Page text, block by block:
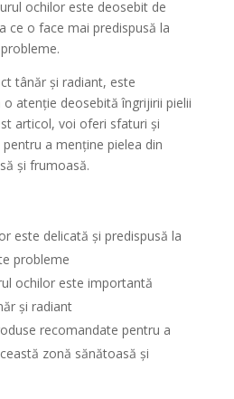
ochilor este deosebit de
ce o face mai predispusă la
tânăr și radiant, este
atenție deosebită îngrijirii pielii
articol, voi oferi sfaturi și
a menține pielea din
și frumoasă.
este delicată și predispusă la
probleme
ochilor este importantă
și radiant
recomandate pentru a
zonă sănătoasă și